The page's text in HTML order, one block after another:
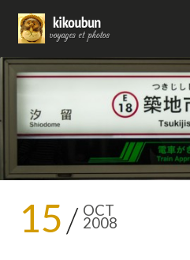
15 OCT
2008